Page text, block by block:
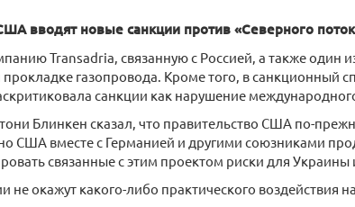
вводят новые санкции против «Северного
Transadria, связанную с Россией, а также один
газопровода. Кроме того, в санкционный
санкции как нарушение
Блинкен сказал, что правительство США по-
США вместе с Германией и другими союзниками
связанные с этим проектом риски для Украины
не окажут какого-либо практического воздействия